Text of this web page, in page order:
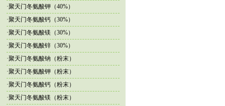
·聚天门冬氨酸钾（40%）
·聚天门冬氨酸钙（30%）
·聚天门冬氨酸镁（30%）
·聚天门冬氨酸锌（30%）
·聚天门冬氨酸钠（粉末）
·聚天门冬氨酸钾（粉末）
·聚天门冬氨酸钙（粉末）
·聚天门冬氨酸镁（粉末）